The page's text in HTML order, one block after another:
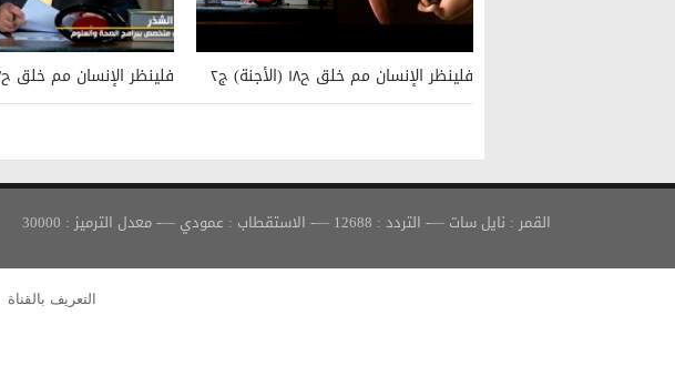
فلينظر الإنسان مم خلق ح١٨ (الأجنة) ج٢ فلينظر الإنسان مم خلق ح١٧ (الأجنة) ج١
القمر : نايل سات —- التردد : 12688 —- الاستقطاب : عمودي —- معدل الترميز : 30000
التعريف بالقناة